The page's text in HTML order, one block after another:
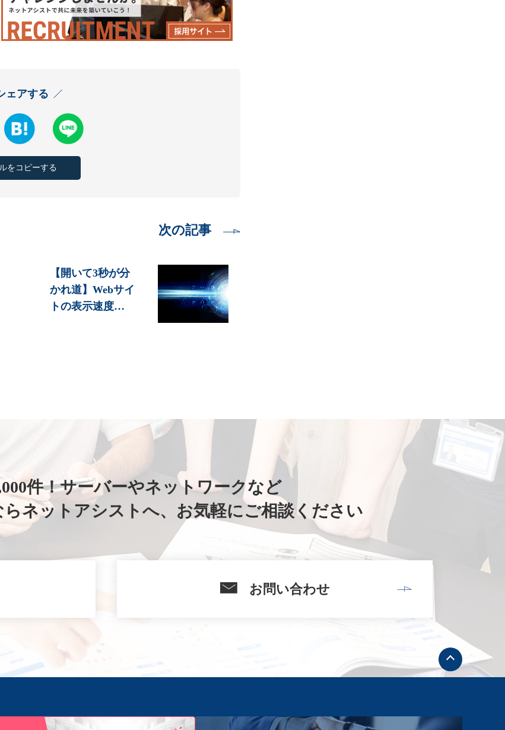
ェアする
をコピーする
次の記事
【開いて3秒が分
かれ道】Webサイ
トの表示速度…
件！サーバーやネットワークなど
ネットアシストへ、 お気軽にご相談ください
お問い合わせ
ト
ッ
プ
へ